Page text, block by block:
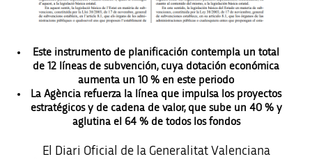
Este instrumento de planificación contempla un total
de 12 líneas de subvención, cuya dotación económica
aumenta un 10 % en este periodo
La Agència refuerza la línea que impulsa los proyectos
estratégicos y de cadena de valor, que sube un 40 % y
aglutina el 64 % de todos los fondos
El Diari Oficial de la Generalitat Valenciana